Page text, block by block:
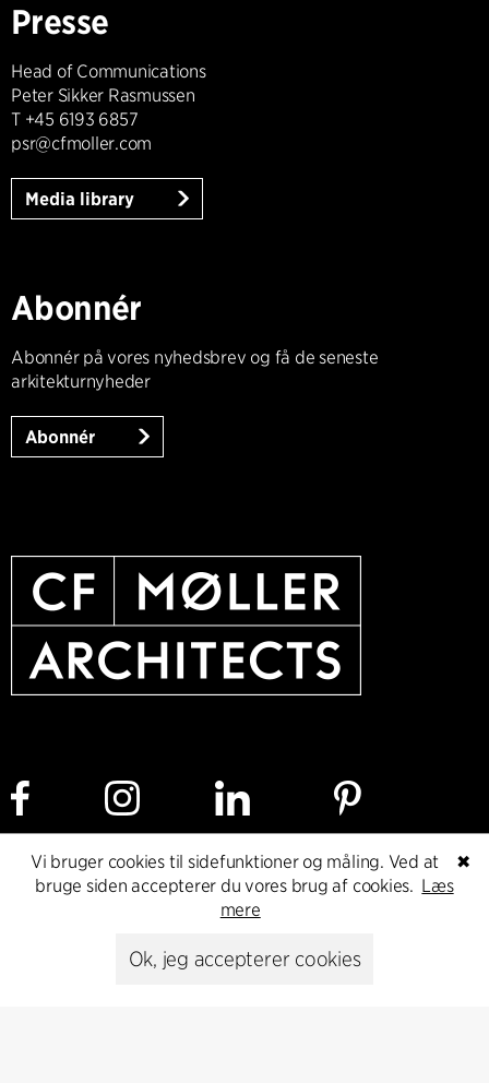
Presse
Head of Communications
Peter Sikker Rasmussen
T +45 6193 6857
psr@cfmoller.com
Media library
Abonnér
Abonnér på vores nyhedsbrev og få de seneste
arkitekturnyheder
Abonnér
Cookie policy Dataetisk politik
Privacy policy
✖
Vi bruger cookies til sidefunktioner og måling. Ved at
bruge siden accepterer du vores brug af cookies. Læs
mere
Ok, jeg accepterer cookies